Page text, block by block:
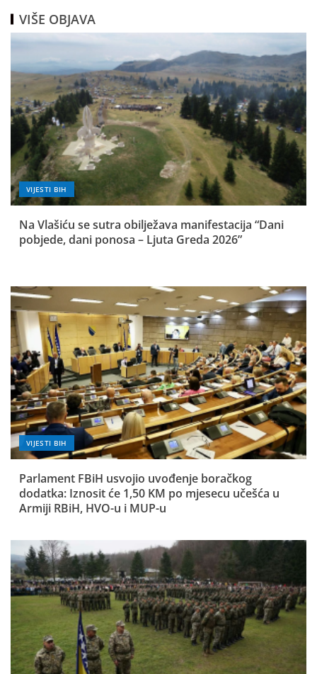
VIŠE OBJAVA
VIJESTI BIH
Na Vlašiću se sutra obilježava manifestacija “Dani
pobjede, dani ponosa – Ljuta Greda 2026”
VIJESTI BIH
Parlament FBiH usvojio uvođenje boračkog
dodatka: Iznosit će 1,50 KM po mjesecu učešća u
Armiji RBiH, HVO-u i MUP-u